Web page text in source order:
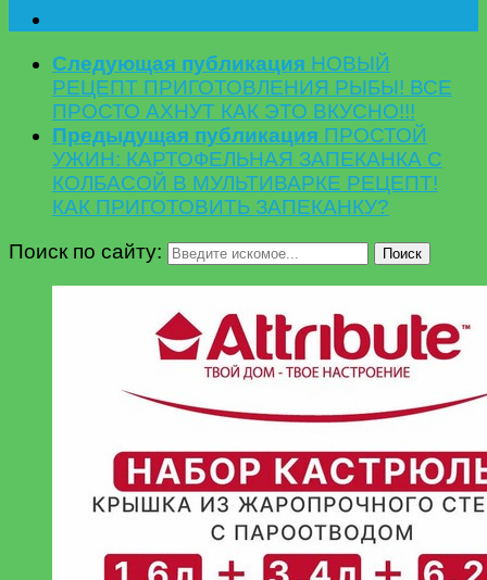
Следующая публикация НОВЫЙ
РЕЦЕПТ ПРИГОТОВЛЕНИЯ РЫБЫ! ВСЕ
ПРОСТО АХНУТ КАК ЭТО ВКУСНО!!!
Предыдущая публикация ПРОСТОЙ
УЖИН: КАРТОФЕЛЬНАЯ ЗАПЕКАНКА С
КОЛБАСОЙ В МУЛЬТИВАРКЕ РЕЦЕПТ!
КАК ПРИГОТОВИТЬ ЗАПЕКАНКУ?
Поиск по сайту:
Поиск